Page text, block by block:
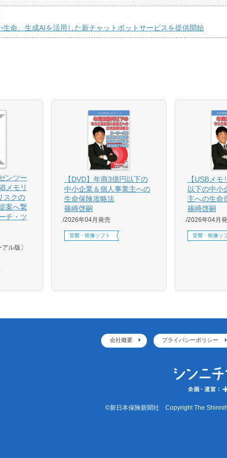
生命、生成AIを活用した新チャットボットサービスを提供開始
ンツー
メモリ
スクの
案へ繋
チ・ツ
ル版〕
【DVD】年商3億円以下の
中小企業＆個人事業主への
生命保険攻略法
篠崎啓嗣
2026年04月発売
音響・映像ソフト
【USBメ
以下の中小
主への生命
篠崎啓嗣
2026年04月
音響・映像ソ
会社概要 プライバシーポリシー
©新日本保険新聞社 Copyright The